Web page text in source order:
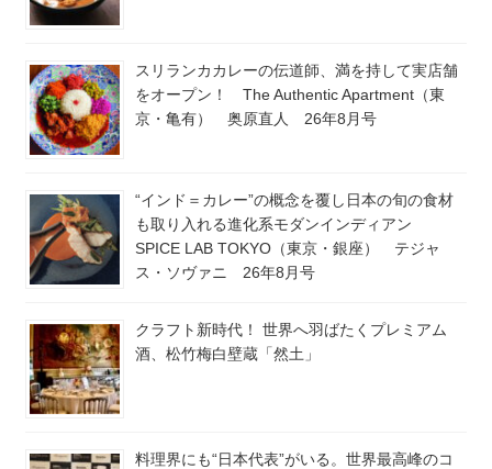
スリランカカレーの伝道師、満を持して実店舗
をオープン！ The Authentic Apartment（東
京・亀有） 奥原直人 26年8月号
“インド＝カレー”の概念を覆し日本の旬の食材
も取り入れる進化系モダンインディアン
SPICE LAB TOKYO（東京・銀座） テジャ
ス・ソヴァニ 26年8月号
クラフト新時代！ 世界へ羽ばたくプレミアム
酒、松竹梅白壁蔵「然土」
料理界にも“日本代表”がいる。世界最高峰のコ